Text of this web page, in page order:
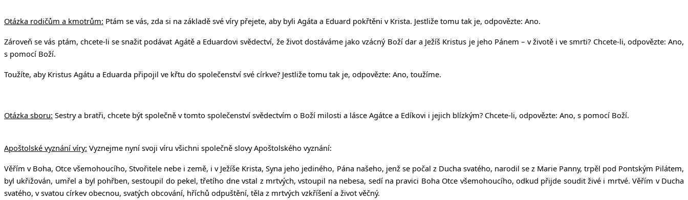
Otázka rodičům a kmotrům: Ptám se vás, zda si na základě své víry přejete, aby byli Agáta a Eduard pokřtěni v Krista. Jestliže tomu tak je, odpovězte: Ano.
Zároveň se vás ptám, chcete-li se snažit podávat Agátě a Eduardovi svědectví, že život dostáváme jako vzácný Boží dar a Ježíš Kristus je jeho Pánem – v životě i ve smrti? Chcete-li, odpovězte: Ano,
s pomocí Boží.
Toužíte, aby Kristus Agátu a Eduarda připojil ve křtu do společenství své církve? Jestliže tomu tak je, odpovězte: Ano, toužíme.
Otázka sboru: Sestry a bratři, chcete být společně v tomto společenství svědectvím o Boží milosti a lásce Agátce a Edíkovi i jejich blízkým? Chcete-li, odpovězte: Ano, s pomocí Boží.
Apoštolské vyznání víry: Vyznejme nyní svoji víru všichni společně slovy Apoštolského vyznání:
Věřím v Boha, Otce všemohoucího, Stvořitele nebe i země, i v Ježíše Krista, Syna jeho jediného, Pána našeho, jenž se počal z Ducha svatého, narodil se z Marie Panny, trpěl pod Pontským Pilátem,
byl ukřižován, umřel a byl pohřben, sestoupil do pekel, třetího dne vstal z mrtvých, vstoupil na nebesa, sedí na pravici Boha Otce všemohoucího, odkud přijde soudit živé i mrtvé. Věřím v Ducha
svatého, v svatou církev obecnou, svatých obcování, hříchů odpuštění, těla z mrtvých vzkříšení a život věčný.